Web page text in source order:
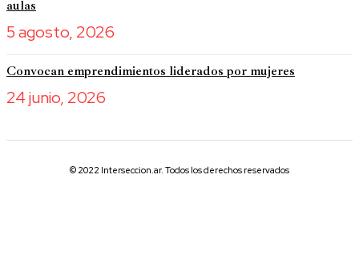
aulas
5 agosto, 2026
Convocan emprendimientos liderados por mujeres
24 junio, 2026
© 2022 Interseccion.ar. Todos los derechos reservados